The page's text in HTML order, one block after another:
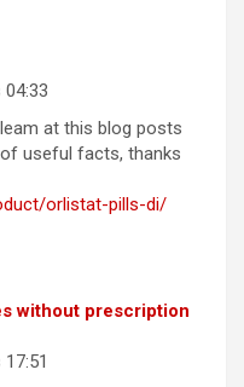
at this blog posts
useful facts, thanks
orlistat-pills-di/
without prescription